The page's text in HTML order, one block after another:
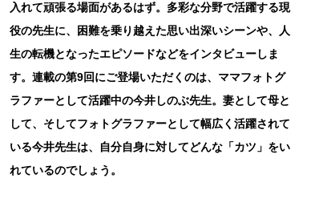
入れて頑張る場面があるはず。多彩な分野で活躍する現
役の先生に、困難を乗り越えた思い出深いシーンや、人
生の転機となったエピソードなどをインタビューしま
す。連載の第9回にご登場いただくのは、ママフォトグ
ラファーとして活躍中の今井しのぶ先生。妻として母と
して、そしてフォトグラファーとして幅広く活躍されて
いる今井先生は、自分自身に対してどんな「カツ」をい
れているのでしょう。